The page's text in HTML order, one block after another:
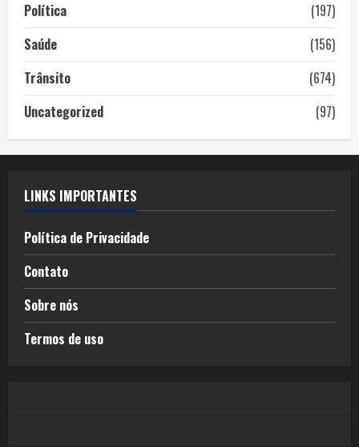
Política
(197)
Saúde
(156)
Trânsito
(674)
Uncategorized
(97)
LINKS IMPORTANTES
Política de Privacidade
Contato
Sobre nós
Termos de uso